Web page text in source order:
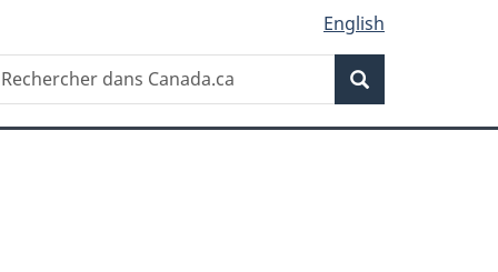
English
Recherche